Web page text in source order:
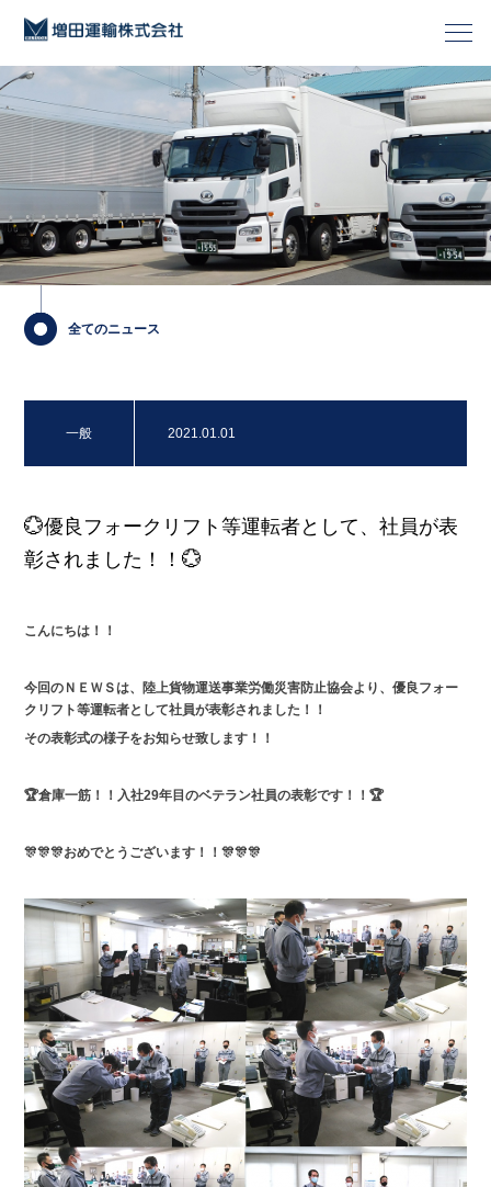
全てのニュース
一般 2021.01.01
💮優良フォークリフト等運転者として、社員が表
彰されました！！💮
こんにちは！！
今回のＮＥＷＳは、陸上貨物運送事業労働災害防止協会より、優良フォー
クリフト等運転者として社員が表彰されました！！
その表彰式の様子をお知らせ致します！！
🏆倉庫一筋！！入社29年目のベテラン社員の表彰です！！🏆
🎊🎊🎊おめでとうございます！！🎊🎊🎊